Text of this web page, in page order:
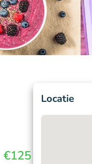
€125
Locatie